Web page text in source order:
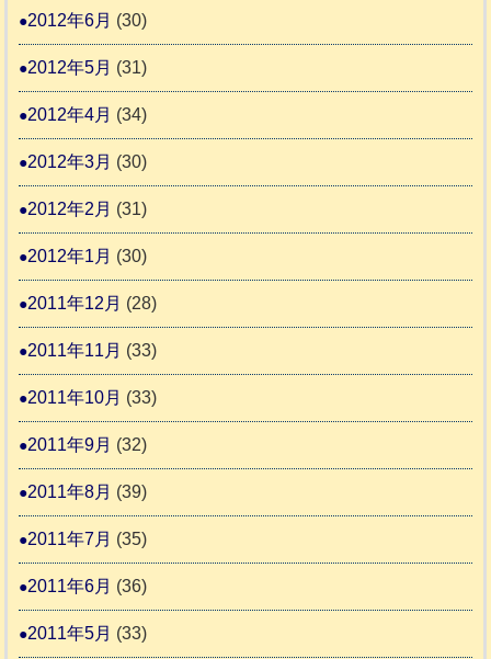
2012年6月 (30)
2012年5月 (31)
2012年4月 (34)
2012年3月 (30)
2012年2月 (31)
2012年1月 (30)
2011年12月 (28)
2011年11月 (33)
2011年10月 (33)
2011年9月 (32)
2011年8月 (39)
2011年7月 (35)
2011年6月 (36)
2011年5月 (33)